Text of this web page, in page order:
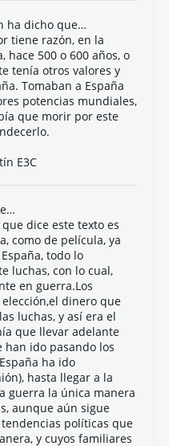
ha dicho que…
tiene razón, en la
hace 500 o 600 años, o
tenía otros valores y
Tomaban a España
potencias mundiales,
que morir por este
E3C
dice este texto es
como de película, ya
todo lo
luchas, con lo cual,
en guerra.Los
dinero que
luchas, y así era el
que llevar adelante
han ido pasando los
ha ido
hasta llegar a la
guerra la única manera
aunque aún sigue
políticas que
y cuyos familiares